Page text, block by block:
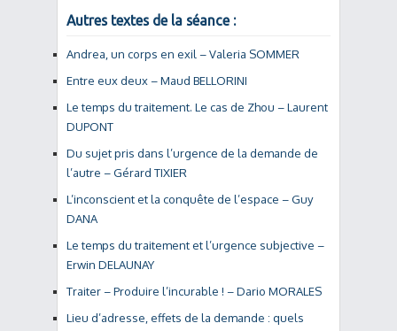
Autres textes de la séance :
Andrea, un corps en exil – Valeria SOMMER
Entre eux deux – Maud BELLORINI
Le temps du traitement. Le cas de Zhou – Laurent
DUPONT
Du sujet pris dans l’urgence de la demande de
l’autre – Gérard TIXIER
L’inconscient et la conquête de l’espace – Guy
DANA
Le temps du traitement et l’urgence subjective –
Erwin DELAUNAY
Traiter – Produire l’incurable ! – Dario MORALES
Lieu d’adresse, effets de la demande : quels